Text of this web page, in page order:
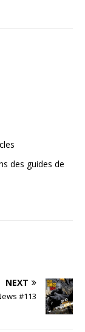
des guides de
NEXT
#113